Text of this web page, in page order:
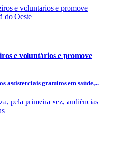
e voluntários e promove
assistenciais gratuitos em saúde,...